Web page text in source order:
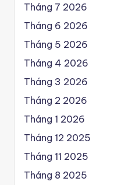
Tháng 7 2026
Tháng 6 2026
Tháng 5 2026
Tháng 4 2026
Tháng 3 2026
Tháng 2 2026
Tháng 1 2026
Tháng 12 2025
Tháng 11 2025
Tháng 8 2025